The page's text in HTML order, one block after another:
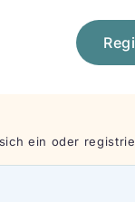
ein oder